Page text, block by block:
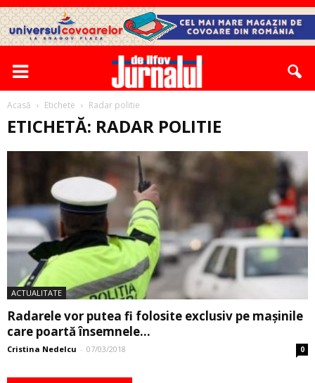
Acasă Etichete Radar politie
ETICHETĂ: RADAR POLITIE
ACTUALITATE
Radarele vor putea fi folosite exclusiv pe maşinile
care poartă însemnele...
Cristina Nedelcu - 07/03/2018 0